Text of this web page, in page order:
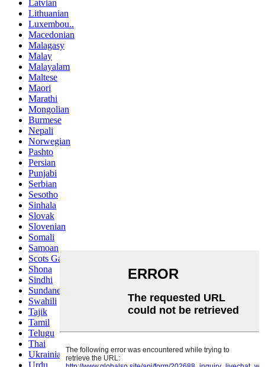
Latvian
Lithuanian
Luxembou..
Macedonian
Malagasy
Malay
Malayalam
Maltese
Maori
Marathi
Mongolian
Burmese
Nepali
Norwegian
Pashto
Persian
Punjabi
Serbian
Sesotho
Sinhala
Slovak
Slovenian
Somali
Samoan
Scots Gaelic
Shona
Sindhi
Sundanese
Swahili
Tajik
Tamil
Telugu
Thai
Ukrainian